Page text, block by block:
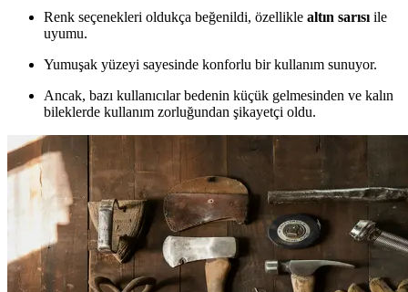
Renk seçenekleri oldukça beğenildi, özellikle altın sarısı ile
uyumu.
Yumuşak yüzeyi sayesinde konforlu bir kullanım sunuyor.
Ancak, bazı kullanıcılar bedenin küçük gelmesinden ve kalın
bileklerde kullanım zorluğundan şikayetçi oldu.